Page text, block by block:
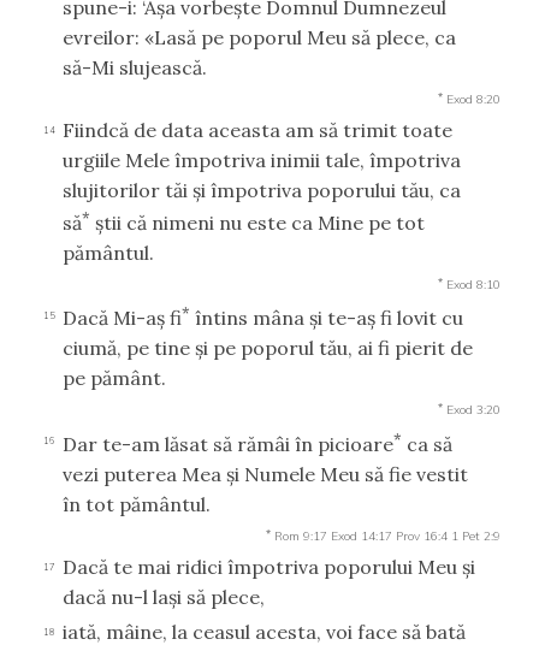
spune-i: ‘Aşa vorbeşte Domnul Dumnezeul
evreilor: «Lasă pe poporul Meu să plece, ca
să-Mi slujească.
* Exod 8:20
14
Fiindcă de data aceasta am să trimit toate
urgiile Mele împotriva inimii tale, împotriva
slujitorilor tăi şi împotriva poporului tău, ca
să* ştii că nimeni nu este ca Mine pe tot
pământul.
* Exod 8:10
15 Dacă Mi-aş fi* întins mâna şi te-aş fi lovit cu
ciumă, pe tine şi pe poporul tău, ai fi pierit de
pe pământ.
* Exod 3:20
16 Dar te-am lăsat să rămâi în picioare* ca să
vezi puterea Mea şi Numele Meu să fie vestit
în tot pământul.
* Rom 9:17 Exod 14:17 Prov 16:4 1 Pet 2:9
17
Dacă te mai ridici împotriva poporului Meu şi
dacă nu-l laşi să plece,
18
iată, mâine, la ceasul acesta, voi face să bată